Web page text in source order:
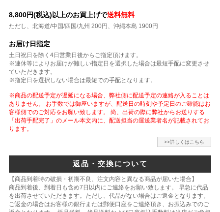
8,800円(税込)以上のお買上げで送料無料
ただし、北海道/中国/四国/九州 200円、沖縄本島 1900円
お届け日指定
土日祝日を除く4日営業日後からご指定頂けます。
※連休等によりお届けが難しい指定日を選択した場合は最短手配に変更させ
ていただきます。
※指定日を選択しない場合は最短での手配となります。
※商品の配送予定が遅延になる場合、弊社側に配送予定の連絡が入ることは
ありません。 お手数では御座いますが、配送日の時刻や予定日のご確認はお
客様側でのご対応をお願い致します。 尚、出荷の際に弊社からお送りする
「出荷手配完了」のメール本文内に、配送担当の運送業者名が記載されてお
ります。
>>詳しくはこちら
返品・交換について
【商品到着時の破損・初期不良、注文内容と異なる商品が届いた場合】
商品到着後、到着日も含め7日以内にご連絡をお願い致します。 早急に代品
を出荷させていただきます。ただし、代品がない場合はご返金となります。
ご返金の場合はお客様の銀行または郵便口座をご連絡頂き、お振込みでのご